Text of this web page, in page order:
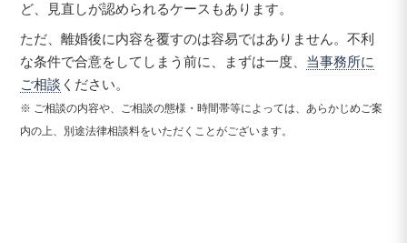
ど、見直しが認められるケースもあります。
ただ、離婚後に内容を覆すのは容易ではありません。不利
な条件で合意をしてしまう前に、まずは一度、 当事務所に
ご相談 ください。
※ ご相談の内容や、ご相談の態様・時間帯等によっては、あらかじめご案
内の上、別途法律相談料をいただくことがございます。